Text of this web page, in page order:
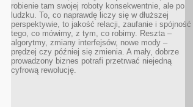
robienie tam swojej roboty konsekwentnie, ale po
ludzku. To, co naprawdę liczy się w dłuższej
perspektywie, to jakość relacji, zaufanie i spójność
tego, co mówimy, z tym, co robimy. Reszta –
algorytmy, zmiany interfejsów, nowe mody –
prędzej czy później się zmienia. A mały, dobrze
prowadzony biznes potrafi przetrwać niejedną
cyfrową rewolucję.